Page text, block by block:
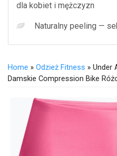
dla kobiet i mężczyzn
Naturalny peeling —
Home » Odzież Fitness » Under
Damskie Compression Bike